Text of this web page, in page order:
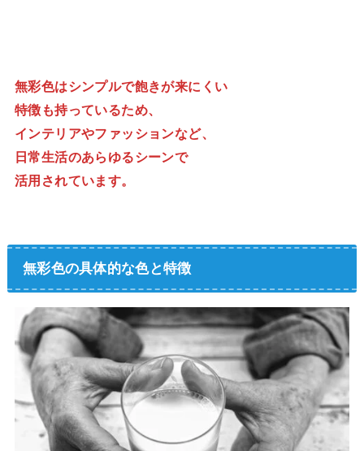
無彩色はシンプルで飽きが来にくい
特徴も持っているため、
インテリアやファッションなど、
日常生活のあらゆるシーンで
活用されています。
無彩色の具体的な色と特徴